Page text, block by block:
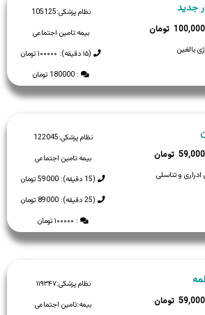
نظام پزشکی:105125
بیمه:تامین اجتماعی
(۱۵ دقیقه): ۱۰۰۰۰۰ تومان
: 180000 تومان
جدید
100,000
بالغین
نظام پزشکی:122045
بیمه:تامین اجتماعی
(15 دقیقه): 59000 تومان
(25 دقیقه): 89000 تومان
: ۱۰۰۰۰۰ تومان
59,000
و تناسلی
نظام پزشکی:۱۱۹۳۴۷
بیمه:تامین اجتماعی
59,000